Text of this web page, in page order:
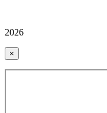
2026
×